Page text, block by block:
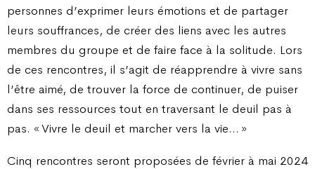
personnes d’exprimer leurs émotions et de partager
leurs souffrances, de créer des liens avec les autres
membres du groupe et de faire face à la solitude. Lors
de ces rencontres, il s’agit de réapprendre à vivre sans
l’être aimé, de trouver la force de continuer, de puiser
dans ses ressources tout en traversant le deuil pas à
pas. « Vivre le deuil et marcher vers la vie… »
Cinq rencontres seront proposées de février à mai 2024